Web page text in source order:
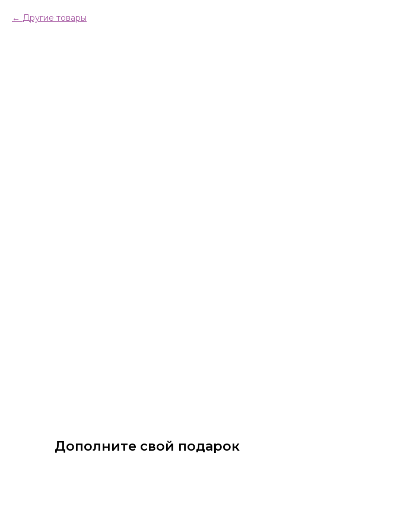
Другие товары
Дополните свой подарок